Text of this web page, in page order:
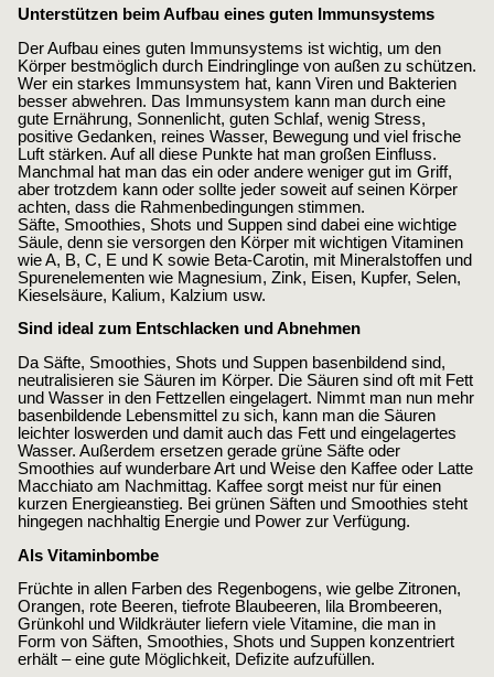
Unterstützen beim Aufbau eines guten Immunsystems
Der Aufbau eines guten Immunsystems ist wichtig, um den
Körper bestmöglich durch Eindringlinge von außen zu schützen.
Wer ein starkes Immunsystem hat, kann Viren und Bakterien
besser abwehren. Das Immunsystem kann man durch eine
gute Ernährung, Sonnenlicht, guten Schlaf, wenig Stress,
positive Gedanken, reines Wasser, Bewegung und viel frische
Luft stärken. Auf all diese Punkte hat man großen Einfluss.
Manchmal hat man das ein oder andere weniger gut im Griff,
aber trotzdem kann oder sollte jeder soweit auf seinen Körper
achten, dass die Rahmenbedingungen stimmen.
Säfte, Smoothies, Shots und Suppen sind dabei eine wichtige
Säule, denn sie versorgen den Körper mit wichtigen Vitaminen
wie A, B, C, E und K sowie Beta-Carotin, mit Mineralstoffen und
Spurenelementen wie Magnesium, Zink, Eisen, Kupfer, Selen,
Kieselsäure, Kalium, Kalzium usw.
Sind ideal zum Entschlacken und Abnehmen
Da Säfte, Smoothies, Shots und Suppen basenbildend sind,
neutralisieren sie Säuren im Körper. Die Säuren sind oft mit Fett
und Wasser in den Fettzellen eingelagert. Nimmt man nun mehr
basenbildende Lebensmittel zu sich, kann man die Säuren
leichter loswerden und damit auch das Fett und eingelagertes
Wasser. Außerdem ersetzen gerade grüne Säfte oder
Smoothies auf wunderbare Art und Weise den Kaffee oder Latte
Macchiato am Nachmittag. Kaffee sorgt meist nur für einen
kurzen Energieanstieg. Bei grünen Säften und Smoothies steht
hingegen nachhaltig Energie und Power zur Verfügung.
Als Vitaminbombe
Früchte in allen Farben des Regenbogens, wie gelbe Zitronen,
Orangen, rote Beeren, tiefrote Blaubeeren, lila Brombeeren,
Grünkohl und Wildkräuter liefern viele Vitamine, die man in
Form von Säften, Smoothies, Shots und Suppen konzentriert
erhält – eine gute Möglichkeit, Defizite aufzufüllen.